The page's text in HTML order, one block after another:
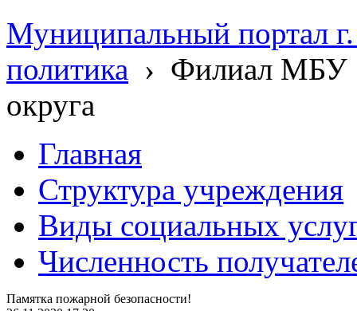
Муниципальный портал
политика › Филиал МБУ
округа
Главная
Структура учреждения
Виды социальных
Численность
Памятка пожарной безопасности!